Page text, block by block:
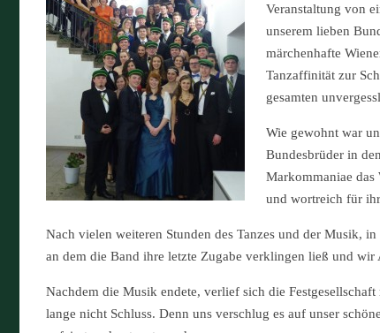
Veranstaltung von
unserem lieben
märchenhafte
Tanzaffinität zur
gesamten
Wie gewohnt war
Bundesbrüder in
Markommaniae das
und wortreich für
Nach vielen weiteren Stunden des Tanzes und der Musik,
an dem die Band ihre letzte Zugabe verklingen ließ und wir
Nachdem die Musik endete, verlief sich die
lange nicht Schluss. Denn uns verschlug es auf unser